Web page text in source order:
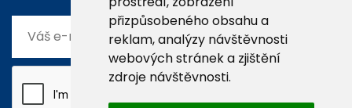
přizpůsobeného obsahu a
reklam, analýzy návštěvnosti
webových stránek a zjištění
zdroje návštěvnosti.